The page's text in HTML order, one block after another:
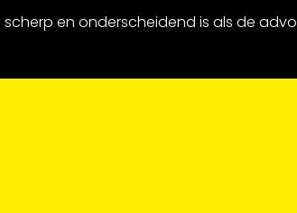
scherp en onderscheidend is als de